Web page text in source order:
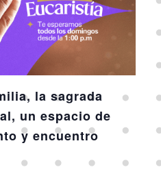
la sagrada
un espacio de
y encuentro